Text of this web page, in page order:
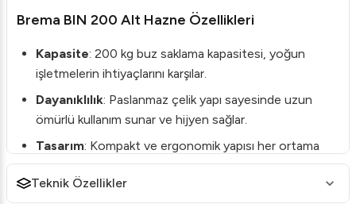
Brema BIN 200 Alt Hazne Özellikleri
Kapasite: 200 kg buz saklama kapasitesi, yoğun
işletmelerin ihtiyaçlarını karşılar.
Dayanıklılık: Paslanmaz çelik yapı sayesinde uzun
ömürlü kullanım sunar ve hijyen sağlar.
Tasarım: Kompakt ve ergonomik yapısı her ortama
uyum sağlar.
Fonksiyonellik: Kolay erişilebilir yapısı, buz depolama
Teknik Özellikler